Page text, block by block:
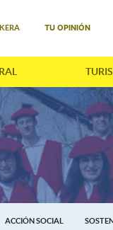
TU OPINIÓN
ACCIÓN SOCIAL